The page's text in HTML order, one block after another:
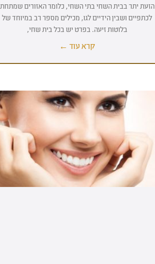
הזעת יתר בבית השחי בתי השחי, כלומר האזורים שמתחת
לכתפיים ושבין הידיים לגו, מכילים מספר רב במיוחד של
בלוטות זיעה. בפרט יש בכל בית שחי,
קרא עוד ←